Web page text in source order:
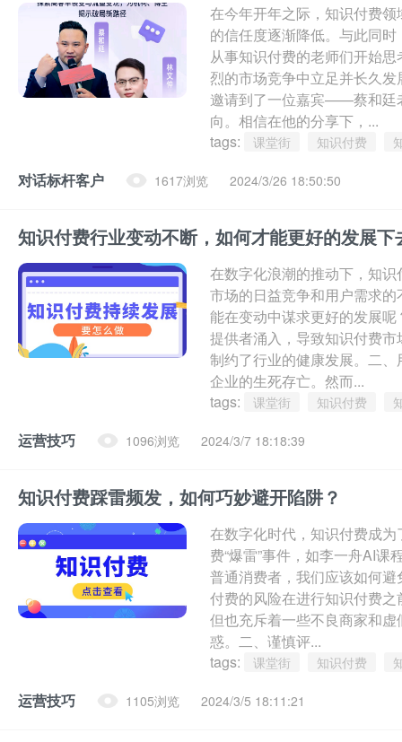
在今年开年之际，知识付费
的信任度逐渐降低。与此同
从事知识付费的老师们开始
烈的市场竞争中立足并长久
邀请到了一位嘉宾——蔡和廷
向。相信在他的分享下，...
tags:
课堂街 知识付费
对话标杆客户 1617浏览 2024/3/26 18:50:50
知识付费行业变动不断，如何才能更好的发展下
在数字化浪潮的推动下，知
市场的日益竞争和用户需求
能在变动中谋求更好的发展
提供者涌入，导致知识付费
制约了行业的健康发展。二
企业的生死存亡。然而...
tags:
课堂街 知识付费
运营技巧 1096浏览 2024/3/7 18:18:39
知识付费踩雷频发，如何巧妙避开陷阱？
在数字化时代，知识付费成
费“爆雷”事件，如李一舟AI
普通消费者，我们应该如何
付费的风险在进行知识付费
但也充斥着一些不良商家和
惑。二、谨慎评...
tags:
课堂街 知识付费
运营技巧 1105浏览 2024/3/5 18:11:21